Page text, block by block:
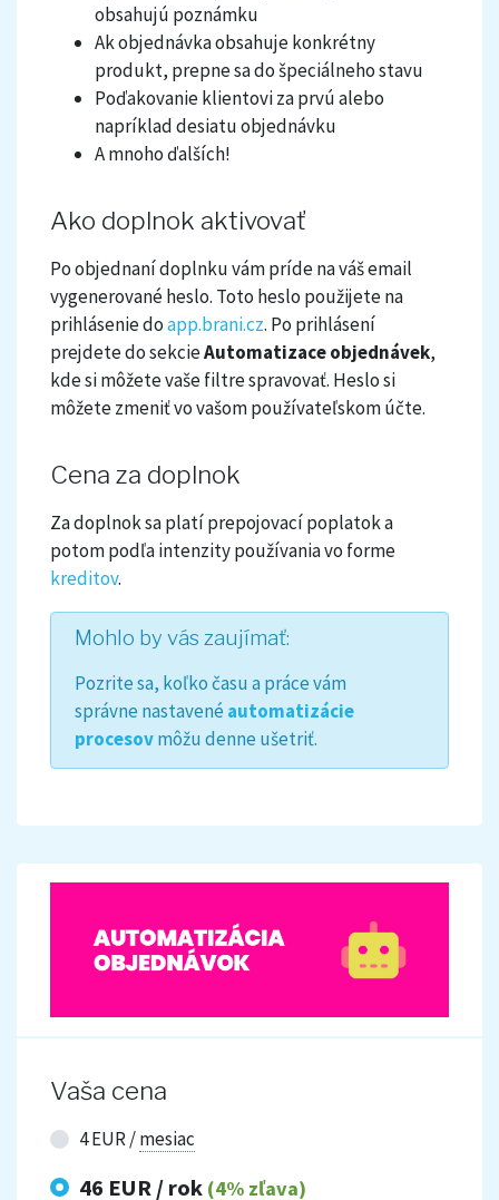
obsahujú poznámku
Ak objednávka obsahuje konkrétny
produkt, prepne sa do špeciálneho stavu
Poďakovanie klientovi za prvú alebo
napríklad desiatu objednávku
A mnoho ďalších!
Ako doplnok aktivovať
Po objednaní doplnku vám príde na váš email
vygenerované heslo. Toto heslo použijete na
prihlásenie doapp.brani.cz. Po prihlásení
prejdete do sekcieAutomatizace objednávek,
kde si môžete vaše filtre spravovať. Heslo si
môžete zmeniť vo vašom používateľskom účte.
Cena za doplnok
Za doplnok sa platí prepojovací poplatok a
potom podľa intenzity používania vo forme
kreditov.
Mohlo by vás zaujímať:
Pozrite sa, koľko času a práce vám
správne nastavené automatizácie
procesovmôžu denne ušetriť.
Vaša cena
4 EUR /mesiac
46 EUR /rok(4% zľava)